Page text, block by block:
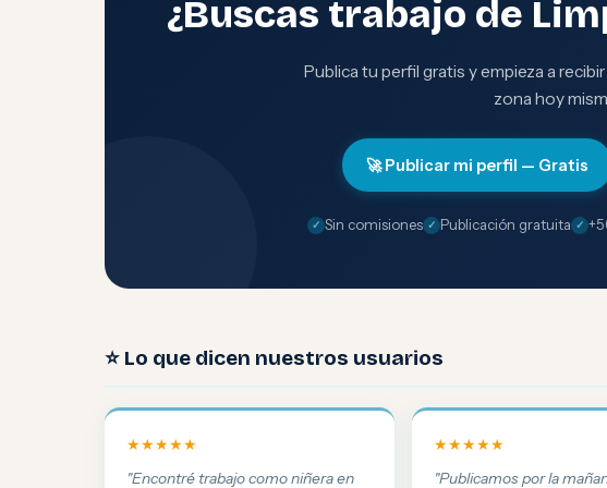
¿Buscas trabajo de
Publica tu perfil gratis y empieza a
zona hoy
🚀 Publicar mi perfil — Gratis
Sin comisiones Publicación gratuita
⭐ Lo que dicen nuestros usuarios
★★★★★
"Encontré trabajo como niñera en
★★★★★
"Publicamos por la